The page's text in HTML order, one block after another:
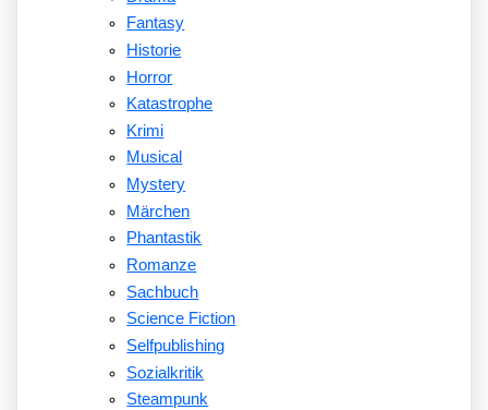
Fantasy
Historie
Horror
Katastrophe
Krimi
Musical
Mystery
Märchen
Phantastik
Romanze
Sachbuch
Science Fiction
Selfpublishing
Sozialkritik
Steampunk